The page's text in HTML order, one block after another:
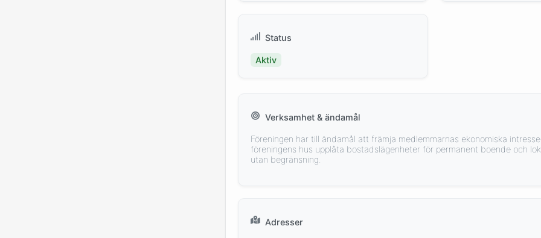
Status
Aktiv
Verksamhet & ändamål
Föreningen har till ändamål att främja medlemmarnas ekonomiska
föreningens hus upplåta bostadslägenheter för permanent boende och
utan begränsning.
Adresser